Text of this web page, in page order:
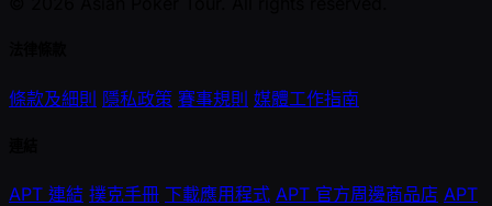
條款及細則 隱私政策 賽事規則 媒體工作指南
APT 連結 撲克手冊 下載應用程式 APT 官方周邊商品店 APT